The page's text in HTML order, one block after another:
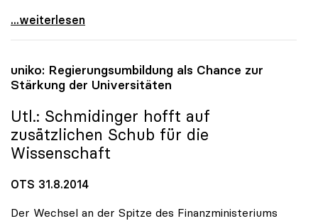
uniko und ORF-Radio eröffnen „Ö1-Hörsaal\"
...weiterlesen
uniko: Regierungsumbildung als Chance zur
Stärkung der Universitäten
Utl.: Schmidinger hofft auf
zusätzlichen Schub für die
Wissenschaft
OTS 31.8.2014
Der Wechsel an der Spitze des Finanzministeriums